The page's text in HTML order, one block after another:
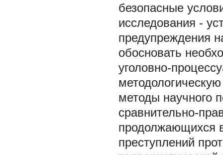
безопасные
исследования -
предупреждения
обосновать
уголовно-
методы научного
сравнительно-
продолжающихся
преступлений